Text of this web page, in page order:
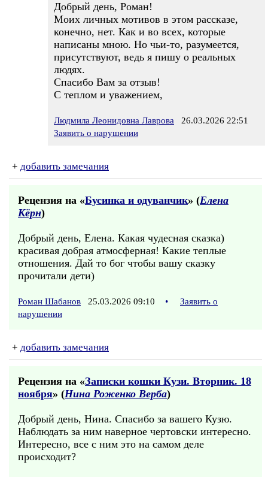
Добрый день, Роман!
Моих личных мотивов в этом рассказе,
конечно, нет. Как и во всех, которые
написаны мною. Но чьи-то, разумеется,
присутствуют, ведь я пишу о реальных
людях.
Спасибо Вам за отзыв!
С теплом и уважением,
Людмила Леонидовна Лаврова 26.03.2026 22:51
Заявить о нарушении
+ добавить замечания
Рецензия на «Бусинка и одуванчик» (Елена
Кёрн)
Добрый день, Елена. Какая чудесная сказка)
красивая добрая атмосферная! Какие теплые
отношения. Дай то бог чтобы вашу сказку
прочитали дети)
Роман Шабанов 25.03.2026 09:10 •
Заявить о
нарушении
+ добавить замечания
Рецензия на «Записки кошки Кузи. Вторник. 18
ноября» (Нина Роженко Верба)
Добрый день, Нина. Спасибо за вашего Кузю.
Наблюдать за ним наверное чертовски интересно.
Интересно, все с ним это на самом деле
происходит?